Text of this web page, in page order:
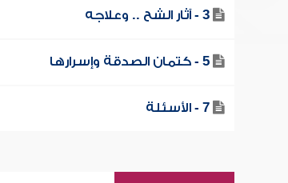
3 - آثار الشح .. وعلاجه
5 - كتمان الصدقة وإسرارها
7 - الأسئلة